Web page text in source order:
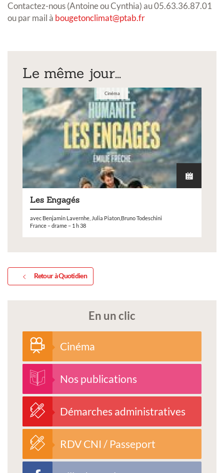
Contactez-nous (Antoine ou Cynthia) au 05.63.36.87.01
ou par mail à bougetonclimat@ptab.fr
Le même jour...
Cinéma
Les Engagés
avec Benjamin Lavernhe, Julia Piaton,Bruno Todeschini
France – drame – 1 h 38
Retour à Quotidien
En un clic
Cinéma
Nos publications
Démarches administratives
RDV CNI / Passeport